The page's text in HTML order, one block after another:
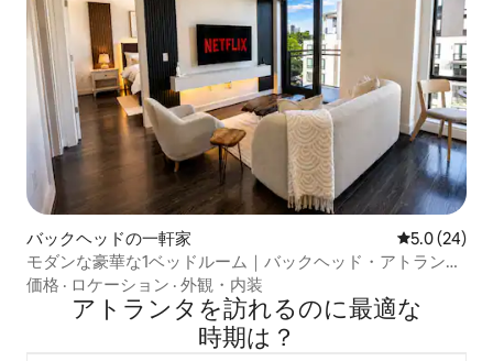
バックヘッドの一軒家 レビュー24
5.0 (24)
モダンな豪華な1ベッドルーム｜バックヘッド・アトランタ
｜無料駐車場
価格 · ロケーション · 外観・内装
アトランタを訪⁠れ⁠るの⁠に最⁠適⁠な
時⁠期⁠は⁠？